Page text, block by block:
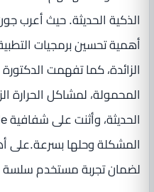
الذكية الحديثة. حيث أعرب
أهمية تحسين برمجيات
الزائدة، كما تفهمت
المحمولة، لمشاكل الحرارة
المشكلة وحلها بسرعة.على
لضمان تجربة مستخدم سلسة